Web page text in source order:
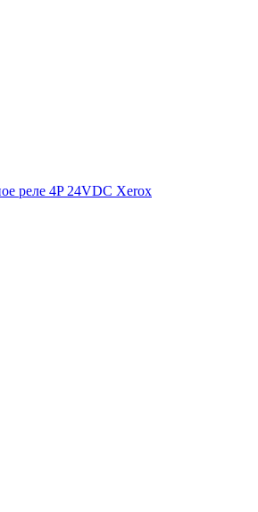
реле 4P 24VDC Xerox